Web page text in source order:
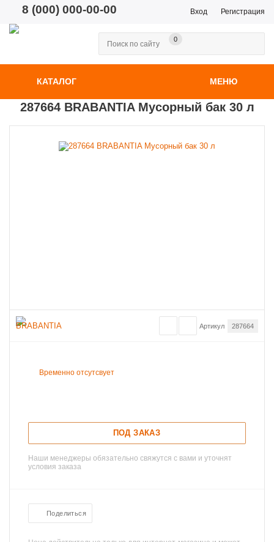
8 (000) 000-00-00 Вход Регистрация
КАТАЛОГ МЕНЮ
0
287664 BRABANTIA Мусорный бак 30 л
Артикул 287664
Временно отсутсвует
ПОД ЗАКАЗ
Наши менеджеры обязательно свяжутся с вами и уточнят
условия заказа
Поделиться